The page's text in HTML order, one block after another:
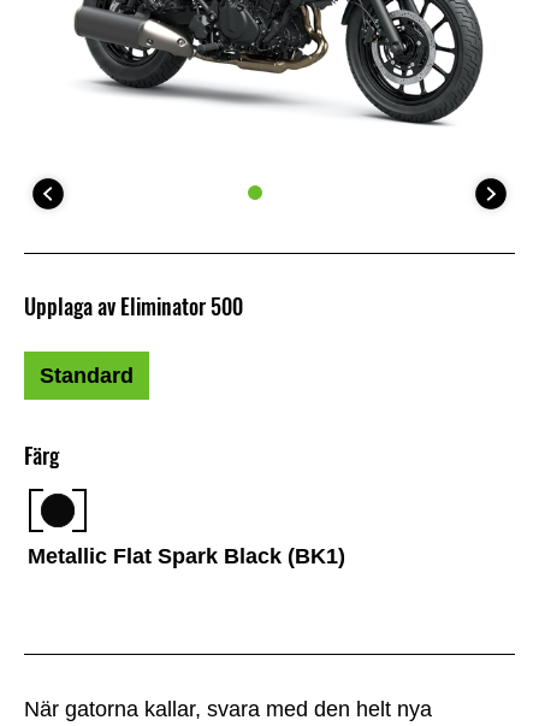
När gatorna kallar, svara med den helt nya
Färg
Metallic Flat Spark Black (BK1)
Upplaga av Eliminator 500
Standard